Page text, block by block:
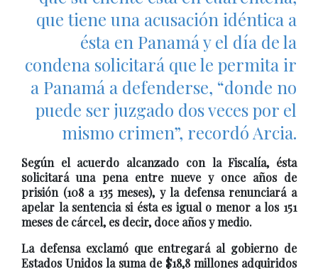
que tiene una acusación idéntica a
ésta en Panamá y el día de la
condena solicitará que le permita ir
a Panamá a defenderse, “donde no
puede ser juzgado dos veces por el
mismo crimen”, recordó Arcia.
Según el acuerdo alcanzado con la Fiscalía, ésta
solicitará una pena entre nueve y once años de
prisión (108 a 135 meses), y la defensa renunciará a
apelar la sentencia si ésta es igual o menor a los 151
meses de cárcel, es decir, doce años y medio.
La defensa exclamó que entregará al gobierno de
Estados Unidos la suma de $18,8 millones adquiridos